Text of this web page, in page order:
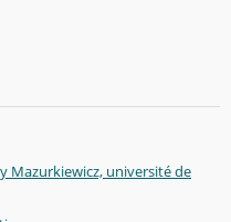
Mazurkiewicz, université de